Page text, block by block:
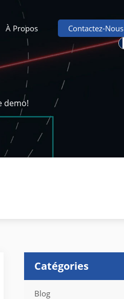
À Propos
Contactez-Nous
demo!
Catégories
Blog